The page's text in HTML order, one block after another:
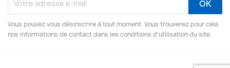
Vous pouvez vous désinscrire à tout moment. Vous trouverez pour cela
nos informations de contact dans les conditions d'utilisation du site.